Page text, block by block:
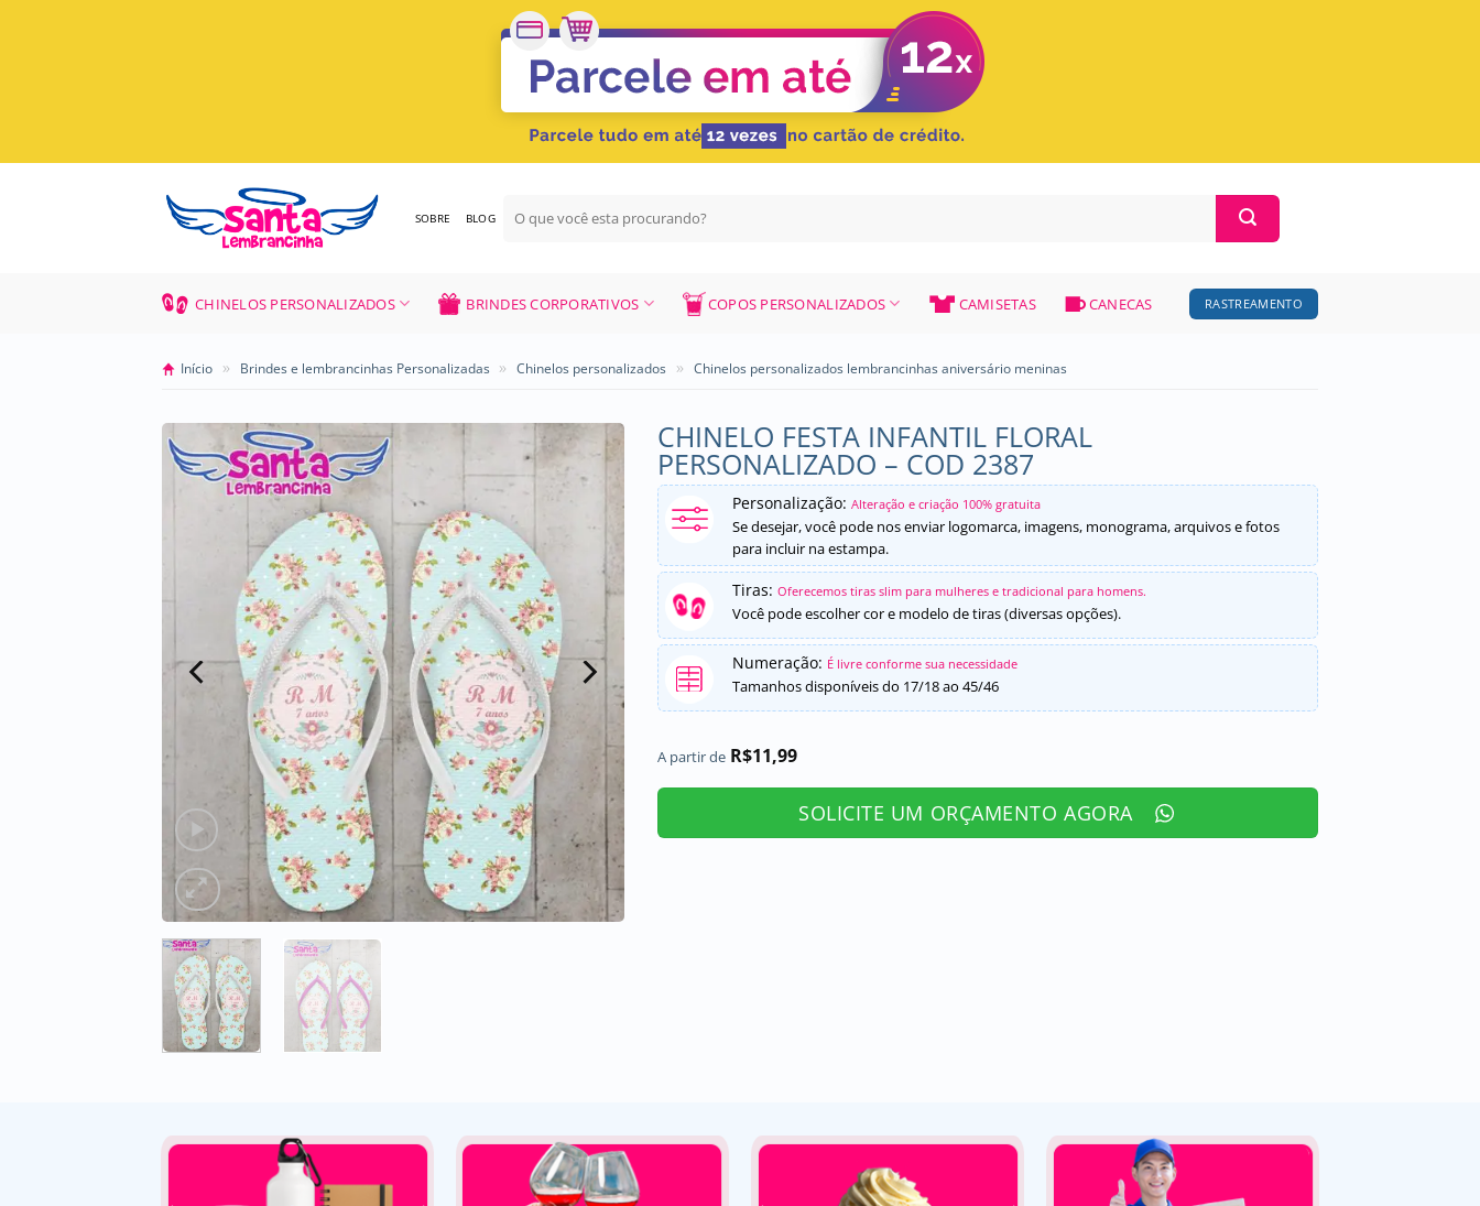
SOBRE BLOG
por:
CHINELOS PERSONALIZADOS BRINDES CORPORATIVOS COPOS PERSONALIZADOS CAMISETAS CANECAS RASTREAMENTO
Início » Brindes e lembrancinhas Personalizadas » Chinelos personalizados » Chinelos personalizados lembrancinhas aniversário meninas
CHINELO FESTA INFANTIL FLORAL
PERSONALIZADO – COD 2387
Personalização: Alteração e criação 100% gratuita
Se desejar, você pode nos enviar logomarca, imagens, monograma, arquivos e fotos
para incluir na estampa.
Tiras: Oferecemos tiras slim para mulheres e tradicional para homens.
Você pode escolher cor e modelo de tiras (diversas opções).
Numeração: É livre conforme sua necessidade
Tamanhos disponíveis do 17/18 ao 45/46
A partir de R$11,99
SOLICITE UM ORÇAMENTO AGORA